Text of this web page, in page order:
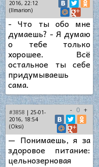
2016, 22:12
(Ilmarion)
- Что ты обо мне
думаешь? - Я думаю
о тебе только
хорошее. Всё
остальное ты себе
придумываешь
сама.
#3858 | 25-01-
2016, 18:54
(Oksi)
- 0 +
— Понимаешь, я за
здоровое питание:
цельнозерновая